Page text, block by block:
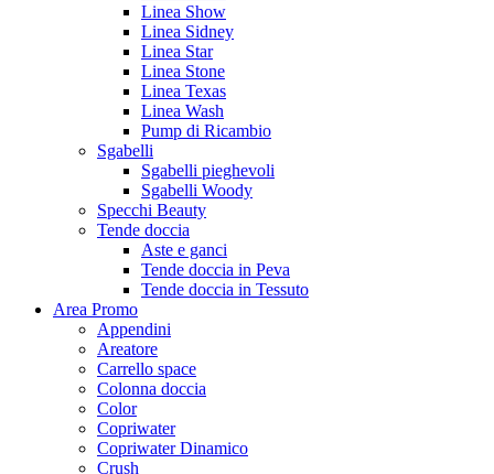
Linea Show
Linea Sidney
Linea Star
Linea Stone
Linea Texas
Linea Wash
Pump di Ricambio
Sgabelli
Sgabelli pieghevoli
Sgabelli Woody
Specchi Beauty
Tende doccia
Aste e ganci
Tende doccia in Peva
Tende doccia in Tessuto
Area Promo
Appendini
Areatore
Carrello space
Colonna doccia
Color
Copriwater
Copriwater Dinamico
Crush